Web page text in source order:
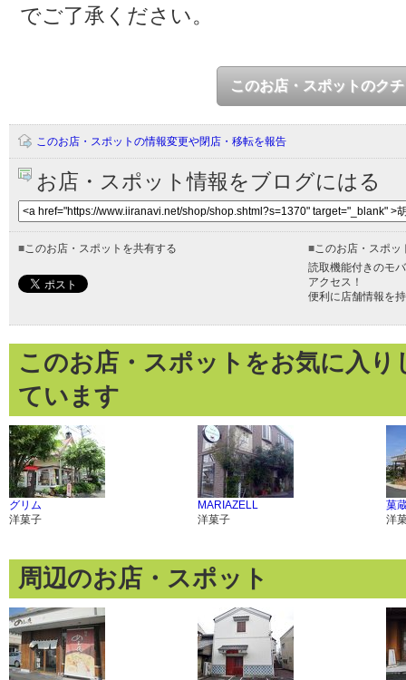
でご了承ください。
このお店・スポットのク
このお店・スポットの情報変更や閉店・移転を報告
お店・スポット情報をブログにはる
■このお店・スポットを共有する ■このお店・スポッ
読取機能付きのモ
アクセス！
便利に店舗情報を
このお店・スポットをお気に入
ています
グリム
洋菓子
MARIAZELL
洋菓子
菓
洋
周辺のお店・スポット